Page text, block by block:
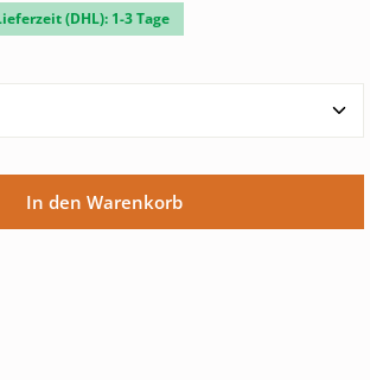
(DHL): 1-3 Tage
Gib den gewünschten Wert ein
In den Warenkorb